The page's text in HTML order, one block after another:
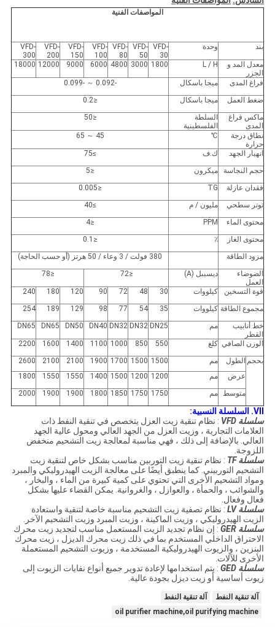
المواصفات الفنية
بند وحدة
VFD-
30
VFD-
50
VFD-
80
VFD-
100
VFD-
150
VFD-
200
VFD-
300
معدل المد و
الجزر
L / H
1800
3000
4800
6000
9000
12000
18000
فراغ المدى ميجا باسكال
-0.092 ～ -0.099
ضغط العمل
ميجا باسكال
≤0.2
ماكس فراغ
المدى
السلطة
الفلسطينية
≤50
نطاق درجة
حرارة
℃
45 ～ 65
انهيار الجهد ك.ف
≥75
حجم النجاسة
ميكرون
≤5
فقدان عازلة
TG
≤0.005
توتر سطحي
مليون / م
≥40
محتوى الماء
PPM
≤4
محتوى الغاز
٪
≤0.1
مزود الطاقة
380 فولت / 3 وعاء / 50 هرتز (أو حسب الحاجة)
الضوضاء
العمل
ديسيبل (A) ≤72
≤78
قوة التسخين كيلووات 30
48
72
90
120
180
240
مجموع الطاقة كيلووات 35
54
77
98
129
189
254
خط أنابيب
القطر
مم DN25
DN32
DN32
DN40
DN50
DN65
DN65
الوزن الصافي كلغ 550
850
1000
1100
1400
1600
2200
بحجم الطول مم 1500
1500
1700
1900
2100
2100
2600
عرض
مم 1200
1200
1500
1400
1550
1550
1800
متوسط مم 1750
1750
1850
1800
1900
1900
2000
VII.
السلسلة النسبية:
سلسلة VFD
: نظام تنقية زيت العزل يتخصص في تنقية النفط ذات
العلامات التجارية ، وزيت العزل من الجهد العالي ومحول عالية الجهد
العالي. بالإضافة إلى ذلك ، فهي مناسبة لمعالجة زيت التشحيم منخفض
اللزوجة.
سلسلة TF
: نظام تنقية زيت التوربين مناسب بشكل خاص لتنقية زيت
التشحيم التوربيني. كما ينطبق أيضًا على معالجة الزيت الهيدروليكي والمبرد
ومواد التشحيم الأخرى التي تحتوي على كمية كبيرة من الماء ، والبخار ،
والشوائب ، والحمأة ، والعوازل ، والغروانية. يمكن القضاء عليها بشكل
فعال وفعال.
سلسلة LV
: نظام تصفية زيت التشحيم مناسبة خاصة لتنقية واستعادة
الزيت الهيدروليكي ، وزيت الماكينة ، وزيت المبرد وزيت التشحيم الآخر.
سلسلة GER
: إن نظام تجديد الزيت المستعمل مناسب لتجديد زيت محرك
الاحتراق الداخلي المستخدم بما في ذلك زيت محرك الديزل ، زيت محرك
البنزين ، والزيوت الهيدروليكية المستخدمة ، وزيوت التشحيم المستعملة
الأخرى للآلات.
سلسلة GED
: يتم استخدامها لإعادة تدوير جميع أنواع نفايات الزيوت إلى
زيوت أساسية أو زيت ديزل بجودة عالية.
آلة تنقية النفط
آلة تنقية النفط
oil purifier machine,oil purifying machine